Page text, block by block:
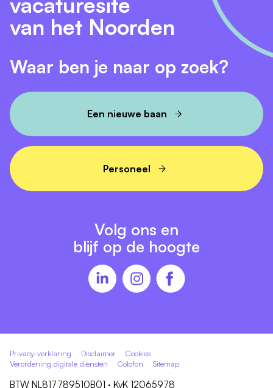
van het Noorden
Waar ben je naar op zoek?
Een nieuwe baan
Personeel
Volg ons en
blijf op de hoogte
Privacy-verklaring Disclaimer
Cookies
Verordening digitale diensten
Colofon Sitemap
BTW NL817789510B01 · KvK 12065978